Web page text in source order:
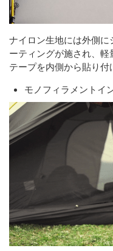
ナイロン生地には外側に
ーティングが施され、
テープを内側から貼り付
モノフィラメントイ